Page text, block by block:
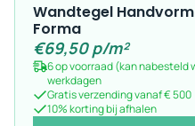
Wandtegel
Forma
€69,50p/m²
6 op voorraad (kan nabesteld
werkdagen
Gratis verzending vanaf € 500
10% korting bij afhalen